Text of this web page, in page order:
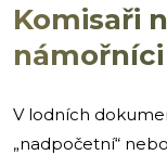
Komisaři
námořníci
V lodních
„nadpočetní“